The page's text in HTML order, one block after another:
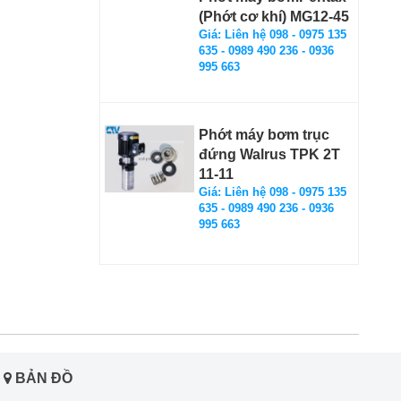
(Phớt cơ khí) MG12-45
Giá: Liên hệ 098 - 0975 135
635 - 0989 490 236 - 0936
995 663
Phớt máy bơm trục
đứng Walrus TPK 2T
11-11
Giá: Liên hệ 098 - 0975 135
635 - 0989 490 236 - 0936
995 663
BẢN ĐỒ